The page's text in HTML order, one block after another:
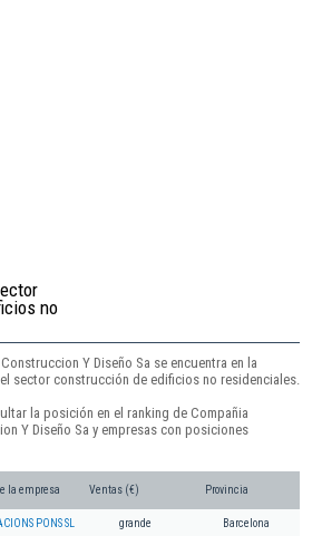
no
Y Diseño Sa se encuentra en la
sector construcción de edificios no residenciales.
la posición en el ranking de Compañia
Y Diseño Sa y empresas con posiciones
la empresa Ventas (€) Provincia
PONS SL grande Barcelona